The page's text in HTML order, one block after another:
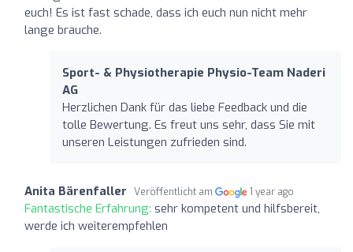
euch! Es ist fast schade, dass ich euch nun nicht mehr
lange brauche.
Sport- & Physiotherapie Physio-Team Naderi
AG
Herzlichen Dank für das liebe Feedback und die
tolle Bewertung. Es freut uns sehr, dass Sie mit
unseren Leistungen zufrieden sind.
Anita Bärenfaller Veröffentlicht am 1 year ago
Fantastische Erfahrung: sehr kompetent und hilfsbereit,
werde ich weiterempfehlen